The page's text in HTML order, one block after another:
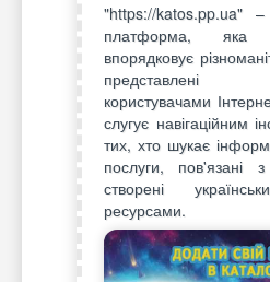
"https://katos.pp.ua"
платформа, яка
впорядковує
представлені
користувачами
слугує навігаційним
тих, хто шукає
послуги, пов'язані
створені
ресурсами.